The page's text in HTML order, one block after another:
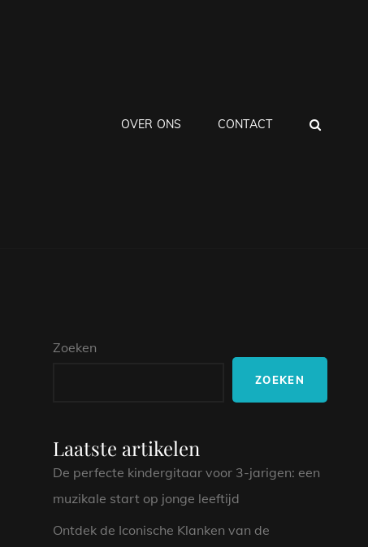
OVER ONS CONTACT
Zoeken
ZOEKEN
Laatste artikelen
De perfecte kindergitaar voor 3-jarigen: een
muzikale start op jonge leeftijd
Ontdek de Iconische Klanken van de